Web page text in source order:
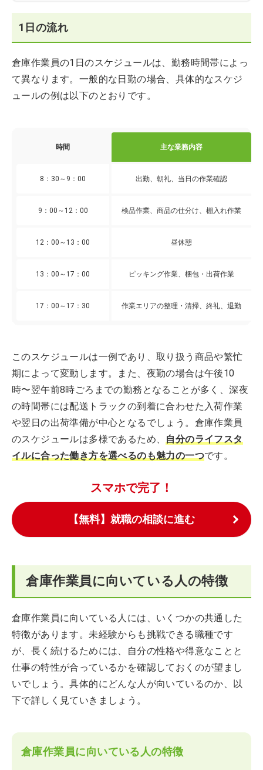
1日の流れ
倉庫作業員の1日のスケジュールは、勤務時間帯によっ
て異なります。一般的な日勤の場合、具体的なスケジ
ュールの例は以下のとおりです。
時間 主な業務内容
8：30～9：00 出勤、朝礼、当日の作業確認
9：00～12：00 検品作業、商品の仕分け、棚入れ作業
12：00～13：00 昼休憩
13：00～17：00 ピッキング作業、梱包・出荷作業
17：00～17：30 作業エリアの整理・清掃、終礼、退勤
このスケジュールは一例であり、取り扱う商品や繁忙
期によって変動します。また、夜勤の場合は午後10
時〜翌午前8時ごろまでの勤務となることが多く、深夜
の時間帯には配送トラックの到着に合わせた入荷作業
や翌日の出荷準備が中心となるでしょう。倉庫作業員
のスケジュールは多様であるため、自分のライフスタ
イルに合った働き方を選べるのも魅力の一つです。
スマホで完了！
【無料】就職の相談に進む
倉庫作業員に向いている人の特徴
倉庫作業員に向いている人には、いくつかの共通した
特徴があります。未経験からも挑戦できる職種です
が、長く続けるためには、自分の性格や得意なことと
仕事の特性が合っているかを確認しておくのが望まし
いでしょう。具体的にどんな人が向いているのか、以
下で詳しく見ていきましょう。
倉庫作業員に向いている人の特徴